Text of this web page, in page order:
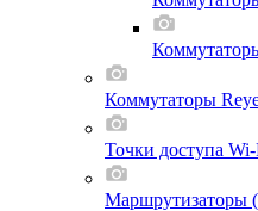
Коммутаторы
Точки доступа
Маршрутизаторы